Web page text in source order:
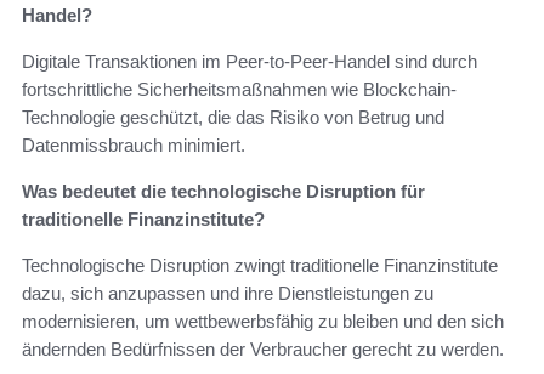
Handel?
Digitale Transaktionen im Peer-to-Peer-Handel sind durch
fortschrittliche Sicherheitsmaßnahmen wie Blockchain-
Technologie geschützt, die das Risiko von Betrug und
Datenmissbrauch minimiert.
Was bedeutet die technologische Disruption für
traditionelle Finanzinstitute?
Technologische Disruption zwingt traditionelle Finanzinstitute
dazu, sich anzupassen und ihre Dienstleistungen zu
modernisieren, um wettbewerbsfähig zu bleiben und den sich
ändernden Bedürfnissen der Verbraucher gerecht zu werden.